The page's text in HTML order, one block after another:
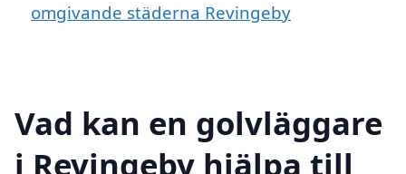
omgivande städerna Revingeby
Vad kan en golvläggare
i Revingeby hjälpa till